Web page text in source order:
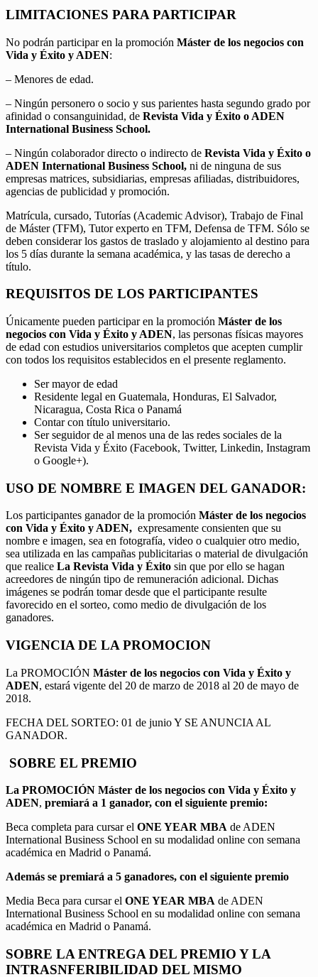
LIMITACIONES PARA PARTICIPAR
No podrán participar en la promoción Máster de los negocios con
Vida y Éxito y ADEN:
– Menores de edad.
– Ningún personero o socio y sus parientes hasta segundo grado por
afinidad o consanguinidad, de Revista Vida y Éxito o ADEN
International Business School.
– Ningún colaborador directo o indirecto de Revista Vida y Éxito o
ADEN International Business School, ni de ninguna de sus
empresas matrices, subsidiarias, empresas afiliadas, distribuidores,
agencias de publicidad y promoción.
Matrícula, cursado, Tutorías (Academic Advisor), Trabajo de Final
de Máster (TFM), Tutor experto en TFM, Defensa de TFM. Sólo se
deben considerar los gastos de traslado y alojamiento al destino para
los 5 días durante la semana académica, y las tasas de derecho a
título.
REQUISITOS DE LOS PARTICIPANTES
Únicamente pueden participar en la promoción Máster de los
negocios con Vida y Éxito y ADEN, las personas físicas mayores
de edad con estudios universitarios completos que acepten cumplir
con todos los requisitos establecidos en el presente reglamento.
Ser mayor de edad
Residente legal en Guatemala, Honduras, El Salvador,
Nicaragua, Costa Rica o Panamá
Contar con título universitario.
Ser seguidor de al menos una de las redes sociales de la
Revista Vida y Éxito (Facebook, Twitter, Linkedin, Instagram
o Google+).
USO DE NOMBRE E IMAGEN DEL GANADOR:
Los participantes ganador de la promoción Máster de los negocios
con Vida y Éxito y ADEN, expresamente consienten que su
nombre e imagen, sea en fotografía, video o cualquier otro medio,
sea utilizada en las campañas publicitarias o material de divulgación
que realice La Revista Vida y Éxito sin que por ello se hagan
acreedores de ningún tipo de remuneración adicional. Dichas
imágenes se podrán tomar desde que el participante resulte
favorecido en el sorteo, como medio de divulgación de los
ganadores.
VIGENCIA DE LA PROMOCION
La PROMOCIÓN Máster de los negocios con Vida y Éxito y
ADEN, estará vigente del 20 de marzo de 2018 al 20 de mayo de
2018.
FECHA DEL SORTEO: 01 de junio Y SE ANUNCIA AL
GANADOR.
SOBRE EL PREMIO
La PROMOCIÓN Máster de los negocios con Vida y Éxito y
ADEN, premiará a 1 ganador, con el siguiente premio:
Beca completa para cursar el ONE YEAR MBA de ADEN
International Business School en su modalidad online con semana
académica en Madrid o Panamá.
Además se premiará a 5 ganadores, con el siguiente premio
Media Beca para cursar el ONE YEAR MBA de ADEN
International Business School en su modalidad online con semana
académica en Madrid o Panamá.
SOBRE LA ENTREGA DEL PREMIO Y LA
INTRASNFERIBILIDAD DEL MISMO